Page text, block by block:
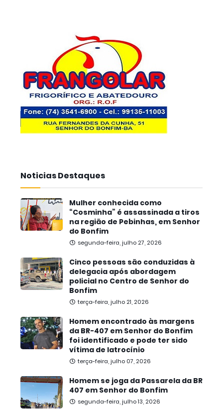
Noticias Destaques
Mulher conhecida como
“Cosminha” é assassinada a tiros
na região de Pebinhas, em Senhor
do Bonfim
segunda-feira, julho 27, 2026
Cinco pessoas são conduzidas à
delegacia após abordagem
policial no Centro de Senhor do
Bonfim
terça-feira, julho 21, 2026
Homem encontrado às margens
da BR-407 em Senhor do Bonfim
foi identificado e pode ter sido
vítima de latrocínio
terça-feira, julho 07, 2026
Homem se joga da Passarela da BR
407 em Senhor do Bonfim
segunda-feira, julho 13, 2026